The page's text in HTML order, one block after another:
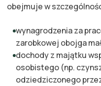
obejmuje w
wynagrodzenia za
zarobkowej obojga
dochody z majątku
osobistego (np.
odziedziczonego